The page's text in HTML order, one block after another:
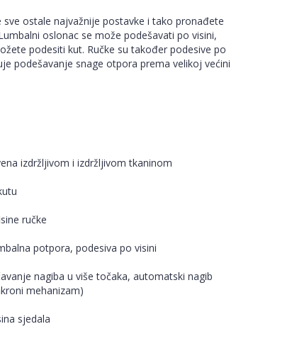
ostale najvažnije postavke i tako pronađete
oslonac se može podešavati po visini,
podesiti kut. Ručke su također podesive po
podešavanje snage otpora prema velikoj većini
izdržljivom i izdržljivom tkaninom
ručke
potpora, podesiva po visini
nagiba u više točaka, automatski nagib
mehanizam)
sjedala